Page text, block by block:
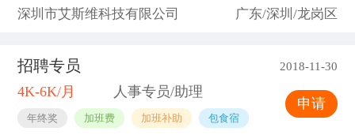
深圳市艾斯维科技有限公司 广东/深圳/龙岗区
招聘专员 2018-11-30
4K-6K/月 人事专员/助理
年终奖 加班费 加班补助 包食宿
申请